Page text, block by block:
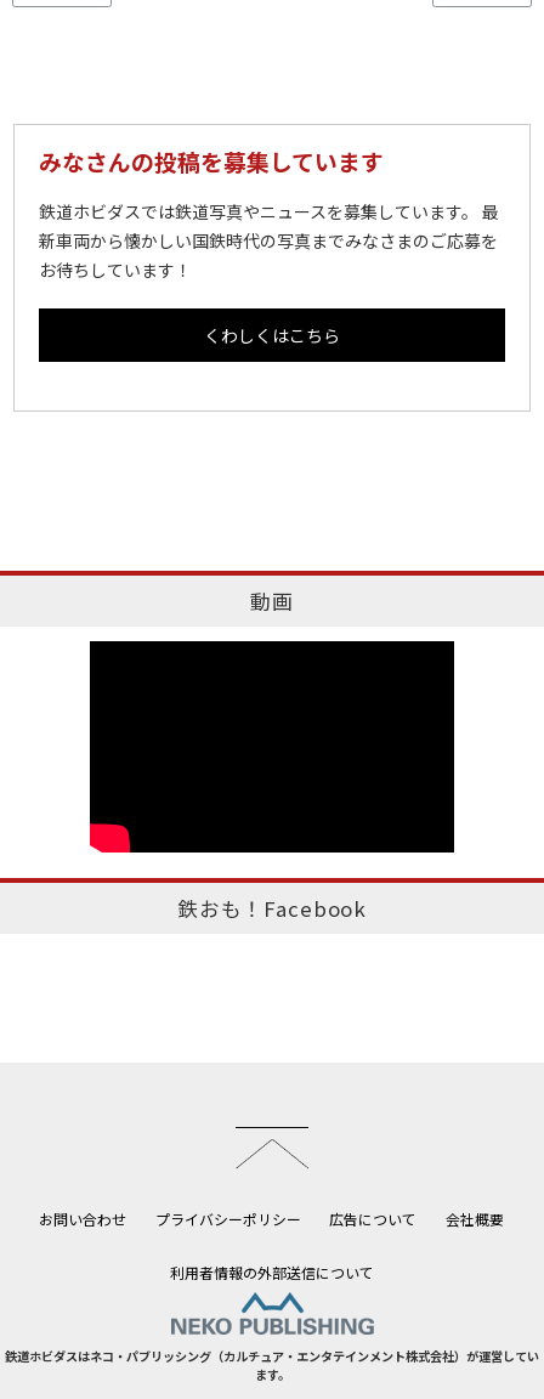
みなさんの投稿を募集しています
鉄道ホビダスでは鉄道写真やニュースを募集しています。 最
新車両から懐かしい国鉄時代の写真までみなさまのご応募を
お待ちしています！
くわしくはこちら
動画
鉄おも！Facebook
お問い合わせ プライバシーポリシー 広告について 会社概要
利用者情報の外部送信について
鉄道ホビダスはネコ・パブリッシング（カルチュア・エンタテインメント株式会社）が運営してい
ます。